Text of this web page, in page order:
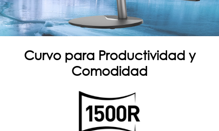
Curvo para Productividad y
Comodidad